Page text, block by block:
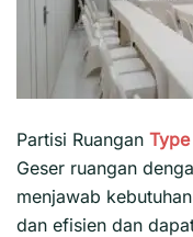
Partisi Ruangan
Geser ruangan
menjawab
dan efisien dan